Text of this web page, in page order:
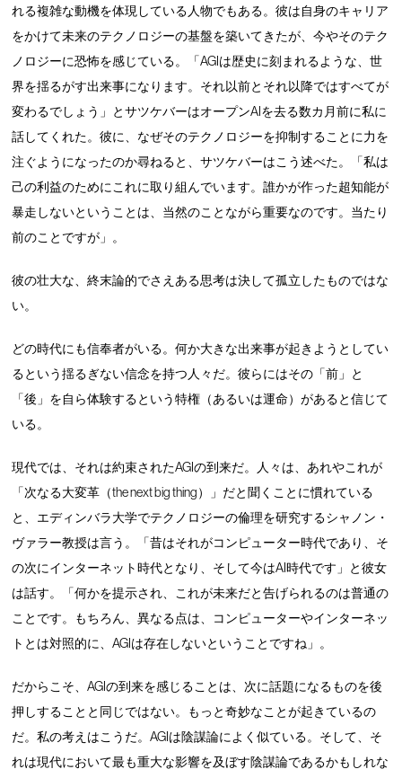
れる複雑な動機を体現している人物でもある。彼は自身のキャリア
をかけて未来のテクノロジーの基盤を築いてきたが、今やそのテク
ノロジーに恐怖を感じている。「AGIは歴史に刻まれるような、世
界を揺るがす出来事になります。それ以前とそれ以降ではすべてが
変わるでしょう」とサツケバーはオープンAIを去る数カ月前に私に
話してくれた。彼に、なぜそのテクノロジーを抑制することに力を
注ぐようになったのか尋ねると、サツケバーはこう述べた。「私は
己の利益のためにこれに取り組んでいます。誰かが作った超知能が
暴走しないということは、当然のことながら重要なのです。当たり
前のことですが」。
彼の壮大な、終末論的でさえある思考は決して孤立したものではな
い。
どの時代にも信奉者がいる。何か大きな出来事が起きようとしてい
るという揺るぎない信念を持つ人々だ。彼らにはその「前」と
「後」を自ら体験するという特権（あるいは運命）があると信じて
いる。
現代では、それは約束されたAGIの到来だ。人々は、あれやこれが
「次なる大変革（the next big thing）」だと聞くことに慣れている
と、エディンバラ大学でテクノロジーの倫理を研究するシャノン・
ヴァラー教授は言う。「昔はそれがコンピューター時代であり、そ
の次にインターネット時代となり、そして今はAI時代です」と彼女
は話す。「何かを提示され、これが未来だと告げられるのは普通の
ことです。もちろん、異なる点は、コンピューターやインターネッ
トとは対照的に、AGIは存在しないということですね」。
だからこそ、AGIの到来を感じることは、次に話題になるものを後
押しすることと同じではない。もっと奇妙なことが起きているの
だ。私の考えはこうだ。AGIは陰謀論によく似ている。そして、そ
れは現代において最も重大な影響を及ぼす陰謀論であるかもしれな